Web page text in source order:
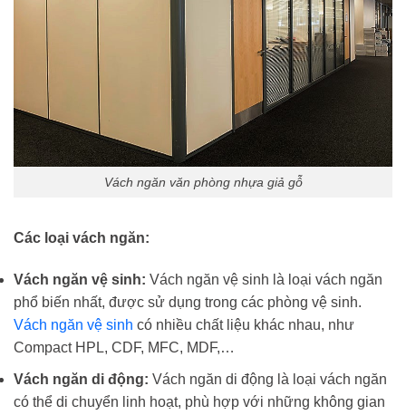
Vách ngăn văn phòng nhựa giả gỗ
Các loại vách ngăn:
Vách ngăn vệ sinh: Vách ngăn vệ sinh là loại vách ngăn
phổ biến nhất, được sử dụng trong các phòng vệ sinh.
Vách ngăn vệ sinh có nhiều chất liệu khác nhau, như
Compact HPL, CDF, MFC, MDF,…
Vách ngăn di động: Vách ngăn di động là loại vách ngăn
có thể di chuyển linh hoạt, phù hợp với những không gian